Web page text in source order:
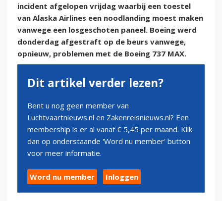
incident afgelopen vrijdag waarbij een toestel
van Alaska Airlines een noodlanding moest maken
vanwege een losgeschoten paneel. Boeing werd
donderdag afgestraft op de beurs vanwege,
opnieuw, problemen met de Boeing 737 MAX.
Dit artikel verder lezen?
Bent u nog geen member van
Luchtvaartnieuws.nl en Zakenreisnieuws.nl? Een
membership is er al vanaf € 5,45 per maand. Klik
dan op onderstaande 'Word nu member' button
voor meer informatie.
Word nu member Inloggen